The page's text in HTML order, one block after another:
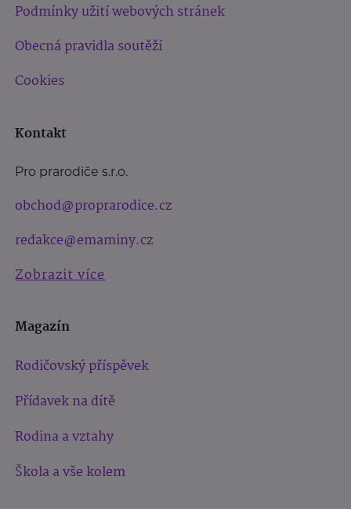
Podmínky užití webových stránek
Obecná pravidla soutěží
Cookies
Kontakt
Pro prarodiče s.r.o.
obchod@proprarodice.cz
redakce@emaminy.cz
Zobrazit více
Magazín
Rodičovský příspěvek
Přídavek na dítě
Rodina a vztahy
Škola a vše kolem